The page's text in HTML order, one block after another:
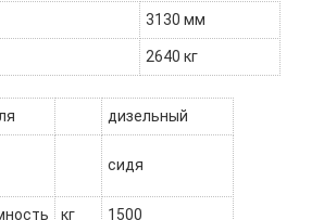
3130 мм
2640 кг
дизельный
сидя
кг 1500